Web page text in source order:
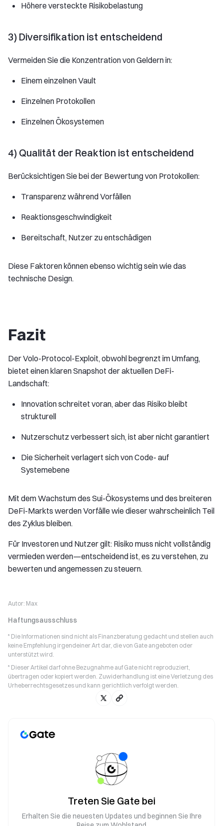
Höhere versteckte Risikobelastung
3) Diversifikation ist entscheidend
Vermeiden Sie die Konzentration von Geldern in:
Einem einzelnen Vault
Einzelnen Protokollen
Einzelnen Ökosystemen
4) Qualität der Reaktion ist entscheidend
Berücksichtigen Sie bei der Bewertung von Protokollen:
Transparenz während Vorfällen
Reaktionsgeschwindigkeit
Bereitschaft, Nutzer zu entschädigen
Diese Faktoren können ebenso wichtig sein wie das
technische Design.
Fazit
Der Volo-Protocol-Exploit, obwohl begrenzt im Umfang,
bietet einen klaren Snapshot der aktuellen DeFi-
Landschaft:
Innovation schreitet voran, aber das Risiko bleibt
strukturell
Nutzerschutz verbessert sich, ist aber nicht garantiert
Die Sicherheit verlagert sich von Code- auf
Systemebene
Mit dem Wachstum des Sui-Ökosystems und des breiteren
DeFi-Markts werden Vorfälle wie dieser wahrscheinlich Teil
des Zyklus bleiben.
Für Investoren und Nutzer gilt: Risiko muss nicht vollständig
vermieden werden—entscheidend ist, es zu verstehen, zu
bewerten und angemessen zu steuern.
Autor: Max
Haftungsausschluss
* Die Informationen sind nicht als Finanzberatung gedacht und stellen auch
keine Empfehlung irgendeiner Art dar, die von Gate angeboten oder
unterstützt wird.
* Dieser Artikel darf ohne Bezugnahme auf Gate nicht reproduziert,
übertragen oder kopiert werden. Zuwiderhandlung ist eine Verletzung des
Urheberrechtsgesetzes und kann gerichtlich verfolgt werden.
Treten Sie Gate bei
Erhalten Sie die neuesten Updates und beginnen Sie Ihre